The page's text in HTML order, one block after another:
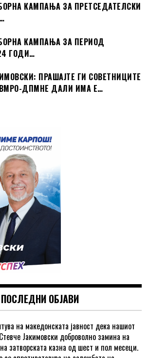
КАМПАЊА ЗА ПРЕТСЕДАТЕЛСКИ
КАМПАЊА ЗА ПЕРИОД
ГОДИ…
ПРАШАЈТЕ ГИ СОВЕТНИЦИТЕ
ДПМНЕ ДАЛИ ИМА Е…
ПОСЛЕДНИ ОБЈАВИ
на македонската јавност дека нашиот
Јакимовски доброволно замина на
затворската казна од шест и пол месеци.